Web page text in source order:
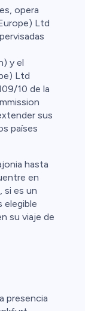
opera
Ltd
y el
Ltd
10 de la
sus
países
hasta
en
si es un
elegible
su viaje de
presencia